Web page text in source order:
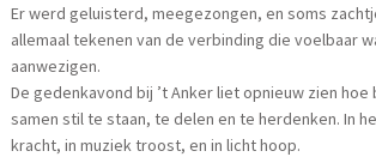
Er werd geluisterd, meegezongen, en soms
allemaal tekenen van de verbinding die voelbaar
aanwezigen.
De gedenkavond bij ’t Anker liet opnieuw zien
samen stil te staan, te delen en te herdenken. In
kracht, in muziek troost, en in licht hoop.